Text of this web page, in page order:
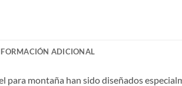
ADICIONAL
para montaña han sido diseñados